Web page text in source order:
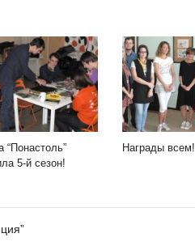
“Понастоль”
5-й сезон!
Награды всем!